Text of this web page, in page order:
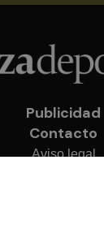
Publicidad
Contacto
Aviso legal